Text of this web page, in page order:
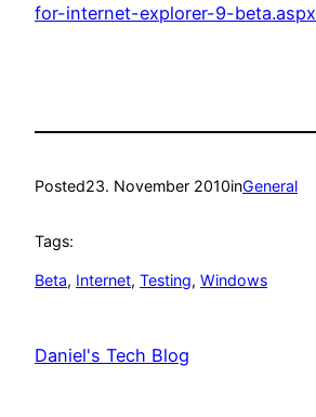
for-internet-explorer-9-beta.aspx
Posted23. November 2010inGeneral
Tags:
Beta, Internet, Testing, Windows
Daniel's Tech Blog